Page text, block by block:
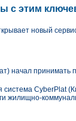
с этим
новый
начал принимать
CyberPlat
жилищно-